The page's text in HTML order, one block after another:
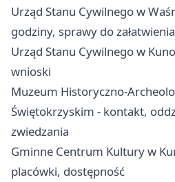
Urząd Stanu Cywilnego w
godziny, sprawy do załatwienia
Urząd Stanu Cywilnego w
wnioski
Muzeum Historyczno-
Świętokrzyskim - kontakt,
zwiedzania
Gminne Centrum Kultury w
placówki, dostępność